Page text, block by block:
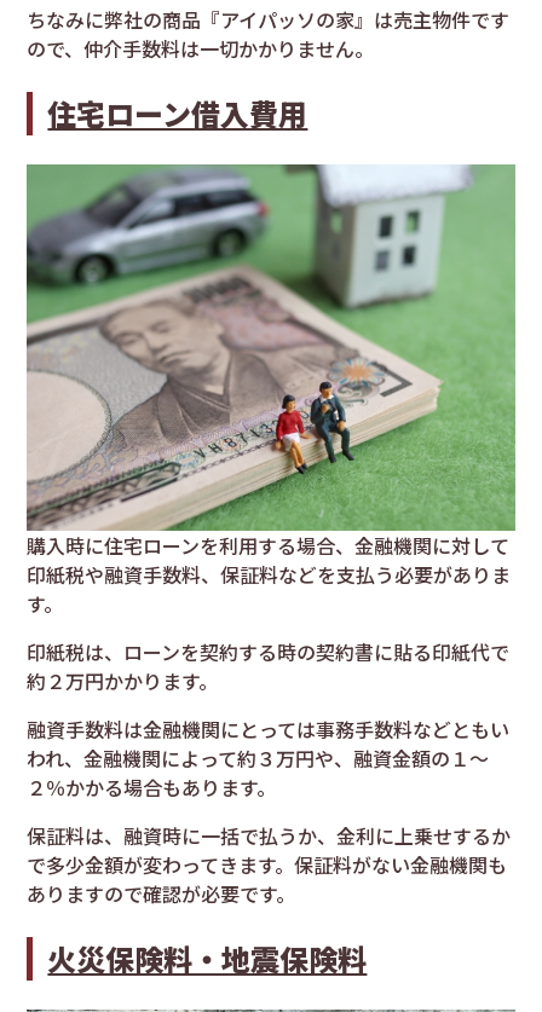
ちなみに弊社の商品『アイパッソの家』は売主物件です
ので、仲介手数料は一切かかりません。
住宅ローン借入費用
購入時に住宅ローンを利用する場合、金融機関に対して
印紙税や融資手数料、保証料などを支払う必要がありま
す。
印紙税は、ローンを契約する時の契約書に貼る印紙代で
約２万円かかります。
融資手数料は金融機関にとっては事務手数料などともい
われ、金融機関によって約３万円や、融資金額の１～
２％かかる場合もあります。
保証料は、融資時に一括で払うか、金利に上乗せするか
で多少金額が変わってきます。保証料がない金融機関も
ありますので確認が必要です。
火災保険料・地震保険料